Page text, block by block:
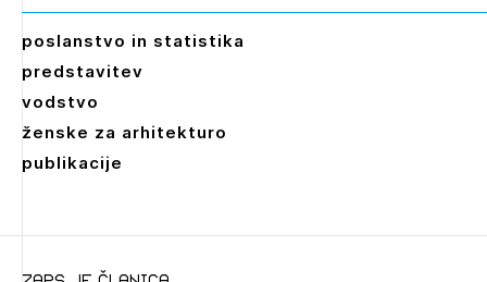
poslanstvo in statistika
predstavitev
vodstvo
ženske za arhitekturo
publikacije